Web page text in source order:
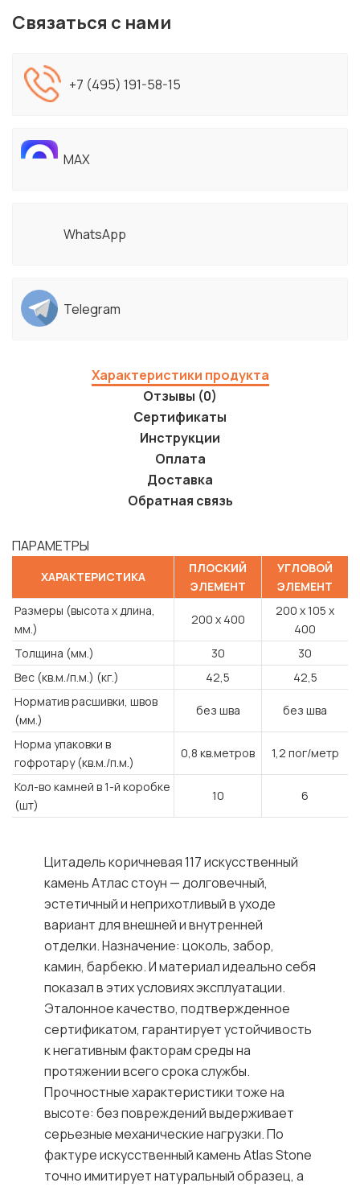
Связаться с нами
+7 (495) 191-58-15
MAX
WhatsApp
Telegram
Характеристики продукта
Отзывы (0)
Сертификаты
Инструкции
Оплата
Доставка
Обратная связь
ПАРАМЕТРЫ
ХАРАКТЕРИСТИКА
ПЛОСКИЙ
ЭЛЕМЕНТ
УГЛОВОЙ
ЭЛЕМЕНТ
Размеры (высота x длина,
мм.)
200 х 400
200 х 105 х
400
Толщина (мм.)
30
30
Вес (кв.м./п.м.) (кг.)
42,5
42,5
Норматив расшивки, швов
(мм.)
без шва без шва
Норма упаковки в
гофротару (кв.м./п.м.)
0,8 кв.метров 1,2 пог/метр
Кол-во камней в 1-й коробке
(шт)
10 6
Цитадель коричневая 117 искусственный
камень Атлас стоун — долговечный,
эстетичный и неприхотливый в уходе
вариант для внешней и внутренней
отделки. Назначение: цоколь, забор,
камин, барбекю. И материал идеально себя
показал в этих условиях эксплуатации.
Эталонное качество, подтвержденное
сертификатом, гарантирует устойчивость
к негативным факторам среды на
протяжении всего срока службы.
Прочностные характеристики тоже на
высоте: без повреждений выдерживает
серьезные механические нагрузки. По
фактуре искусственный камень Atlas Stone
точно имитирует натуральный образец, а